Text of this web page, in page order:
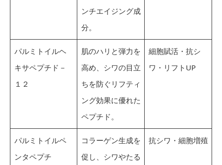
ンチエイジング成
分。
パルミトイルヘ
キサペプチド－
１２
肌のハリと弾力を
高め、シワの目立
ちを防ぐリフティ
ング効果に優れた
ペプチド。
細胞賦活・抗シ
ワ・リフトUP
パルミトイルペ
ンタペプチ
コラーゲン生成を
促し、シワやたる
抗シワ・細胞増殖